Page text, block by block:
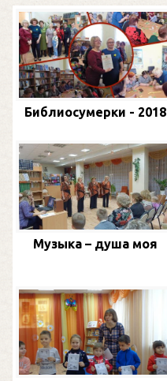
Библиосумерки - 2018
Музыка – душа моя